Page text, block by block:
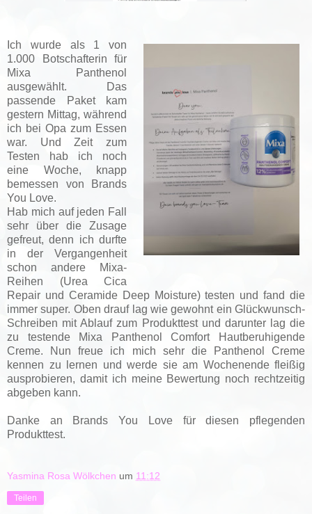
Ich wurde als 1 von
1.000 Botschafterin für
Mixa Panthenol
ausgewählt. Das
passende Paket kam
gestern Mittag, während
ich bei Opa zum Essen
war. Und Zeit zum
Testen hab ich noch
eine Woche, knapp
bemessen von Brands
You Love.
Hab mich auf jeden Fall
sehr über die Zusage
gefreut, denn ich durfte
in der Vergangenheit
schon andere Mixa-
Reihen (Urea Cica
Repair und Ceramide Deep Moisture) testen und fand die
immer super. Oben drauf lag wie gewohnt ein Glückwunsch-
Schreiben mit Ablauf zum Produkttest und darunter lag die
zu testende Mixa Panthenol Comfort Hautberuhigende
Creme. Nun freue ich mich sehr die Panthenol Creme
kennen zu lernen und werde sie am Wochenende fleißig
ausprobieren, damit ich meine Bewertung noch rechtzeitig
abgeben kann.
Danke an Brands You Love für diesen pflegenden
Produkttest.
Yasmina Rosa Wölkchen um 11:12
Teilen